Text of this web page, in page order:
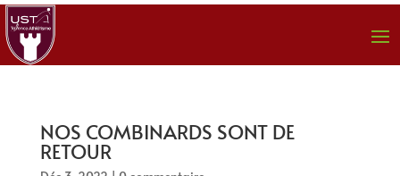
NOS COMBINARDS SONT DE
RETOUR